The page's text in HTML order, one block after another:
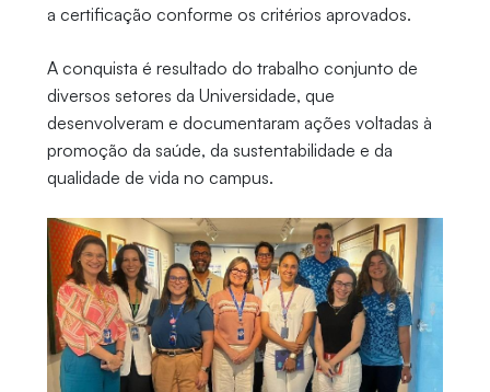
a certificação conforme os critérios aprovados.
A conquista é resultado do trabalho conjunto de
diversos setores da Universidade, que
desenvolveram e documentaram ações voltadas à
promoção da saúde, da sustentabilidade e da
qualidade de vida no campus.